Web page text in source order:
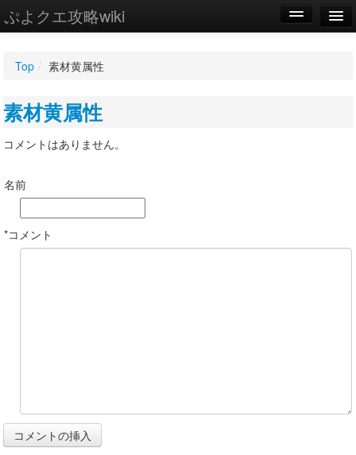
ぷよクエ攻略wiki
WIKI
設定
Top / 素材黄属性
素材黄属性
コメントはありません。
名前
*コメント